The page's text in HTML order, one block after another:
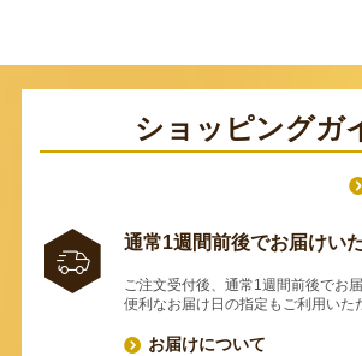
ショッピングガ
通常1週間前後でお届けい
ご注文受付後、通常1週間前後でお
便利なお届け日の指定もご利用いた
お届けについて